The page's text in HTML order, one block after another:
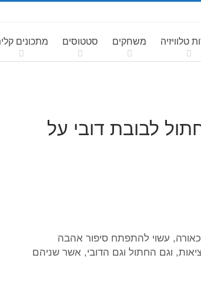
טלוויזיה משחקים סטטוסים מתכונים
לבובת דובי על
עשוי להתפתח סיפור אהבה
וגם החתול וגם הדובי, אשר שניהם